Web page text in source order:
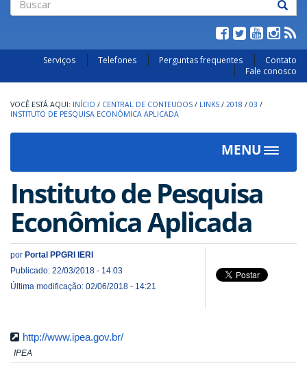
Serviços Telefones Perguntas frequentes
Contato
Fale conosco
INÍCIO / CENTRAL DE CONTEUDOS / LINKS / 2018 / 03 /
INSTITUTO DE PESQUISA ECONÔMICA APLICADA
MENU
Toggle
Instituto de Pesquisa
Econômica Aplicada
por Portal PPGRI IERI
Publicado: 22/03/2018 - 14:03
Última modificação: 02/06/2018 - 14:21
http://www.ipea.gov.br/
IPEA